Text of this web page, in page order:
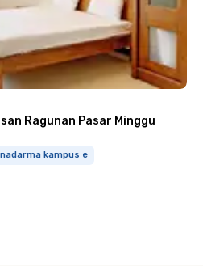
Ragunan Pasar Minggu
kampus e